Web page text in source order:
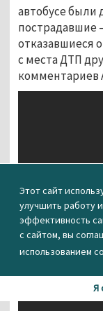
Этот сайт
улучшить работу
эффективность
с сайтом, вы
использованием
Я
автобусе были
пострадавшие
отказавшиеся
с места ДТП
комментариев